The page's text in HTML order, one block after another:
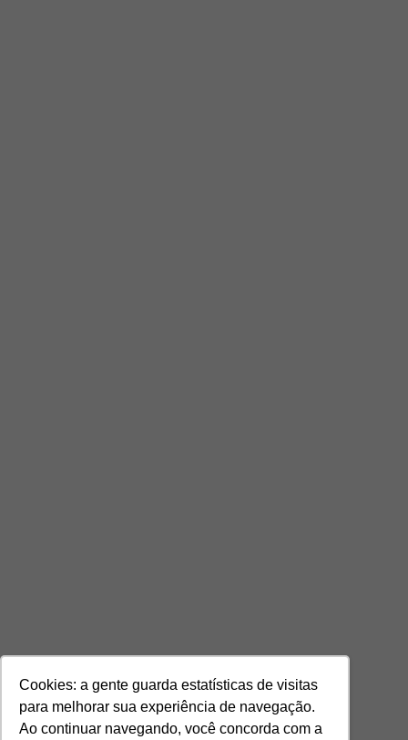
Cookies: a gente guarda estatísticas de visitas
para melhorar sua experiência de navegação.
Ao continuar navegando, você concorda com a